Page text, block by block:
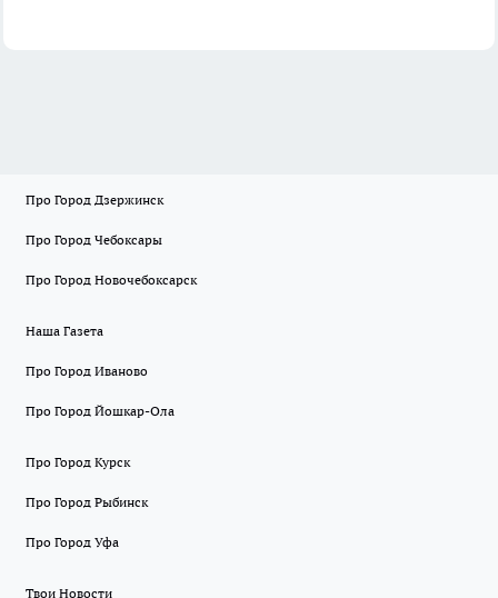
Про Город Дзержинск
Про Город Чебоксары
Про Город Новочебоксарск
Наша Газета
Про Город Иваново
Про Город Йошкар-Ола
Про Город Курск
Про Город Рыбинск
Про Город Уфа
Твои Новости